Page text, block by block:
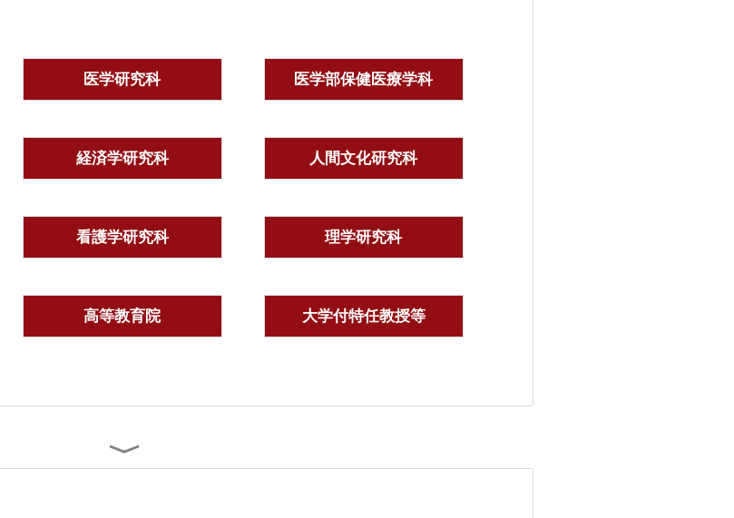
医学研究科 医学部保健医療学科
経済学研究科 人間文化研究科
看護学研究科 理学研究科
高等教育院 大学付特任教授等